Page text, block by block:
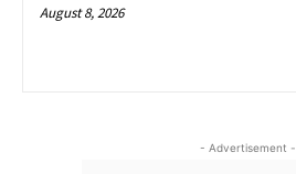
August 8, 2026
- Advertisement -